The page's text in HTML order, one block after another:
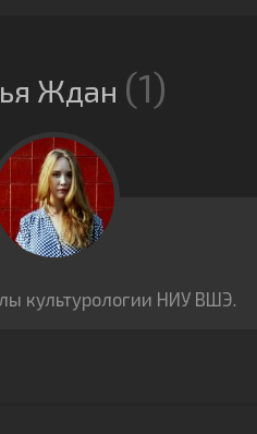
Ждан 1
культурологии НИУ ВШЭ.